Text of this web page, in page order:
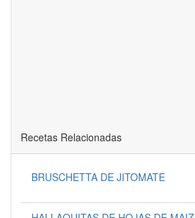
Recetas Relacionadas
BRUSCHETTA DE JITOMATE